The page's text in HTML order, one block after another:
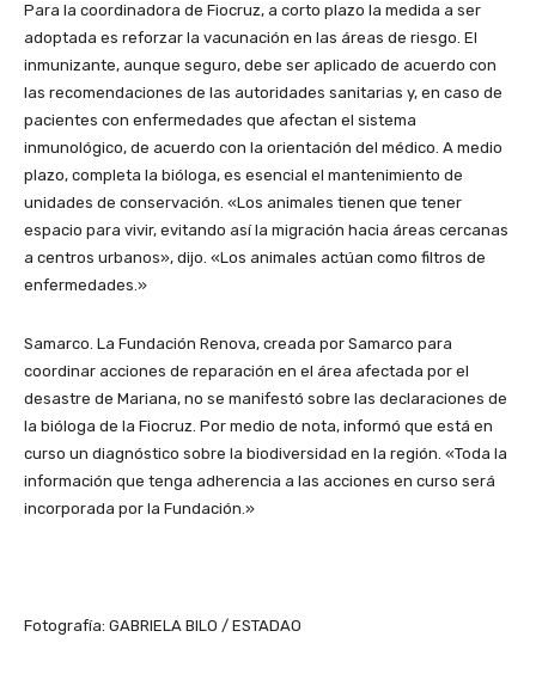
Para la coordinadora de Fiocruz, a corto plazo la medida a ser
adoptada es reforzar la vacunación en las áreas de riesgo. El
inmunizante, aunque seguro, debe ser aplicado de acuerdo con
las recomendaciones de las autoridades sanitarias y, en caso de
pacientes con enfermedades que afectan el sistema
inmunológico, de acuerdo con la orientación del médico. A medio
plazo, completa la bióloga, es esencial el mantenimiento de
unidades de conservación. «Los animales tienen que tener
espacio para vivir, evitando así la migración hacia áreas cercanas
a centros urbanos», dijo. «Los animales actúan como filtros de
enfermedades.»
Samarco. La Fundación Renova, creada por Samarco para
coordinar acciones de reparación en el área afectada por el
desastre de Mariana, no se manifestó sobre las declaraciones de
la bióloga de la Fiocruz. Por medio de nota, informó que está en
curso un diagnóstico sobre la biodiversidad en la región. «Toda la
información que tenga adherencia a las acciones en curso será
incorporada por la Fundación.»
Fotografía: GABRIELA BILO / ESTADAO